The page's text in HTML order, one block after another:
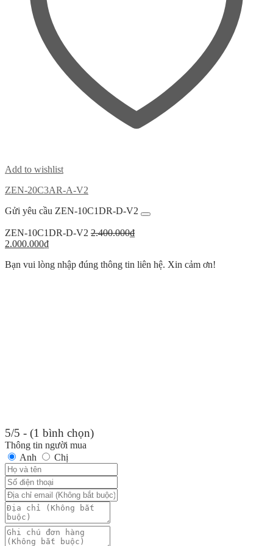
Add to wishlist
ZEN-20C3AR-A-V2
Gửi yêu cầu ZEN-10C1DR-D-V2
ZEN-10C1DR-D-V2 2.400.000₫Giá
2.400.000₫.
2.000.000₫Giá
tại
Bạn vui lòng nhập đúng thông tin liên hệ. Xin cảm ơn!
5/5 - (1 bình chọn)
Thông tin người mua
Anh
Chị